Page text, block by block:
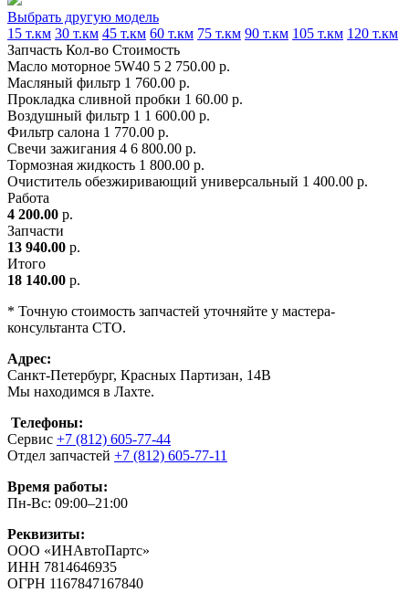
Выбрать другую модель
15 т.км 30 т.км 45 т.км 60 т.км 75 т.км 90 т.км 105 т.км 120 т.км
Запчасть Кол-во Стоимость
Масло моторное 5W40 5 2 750.00 р.
Масляный фильтр 1 760.00 р.
Прокладка сливной пробки 1 60.00 р.
Воздушный фильтр 1 1 600.00 р.
Фильтр салона 1 770.00 р.
Свечи зажигания 4 6 800.00 р.
Тормозная жидкость 1 800.00 р.
Очиститель обезжиривающий универсальный 1 400.00 р.
Работа
4 200.00 р.
Запчасти
13 940.00 р.
Итого
18 140.00 р.
* Точную стоимость запчастей уточняйте у мастера-
консультанта СТО.
Адрес:
Санкт-Петербург, Красных Партизан, 14В
Мы находимся в Лахте.
Телефоны:
Сервис +7 (812) 605-77-44
Отдел запчастей +7 (812) 605-77-11
Время работы:
Пн-Вс: 09:00–21:00
Реквизиты:
ООО «ИНАвтоПартс»
ИНН 7814646935
ОГРН 1167847167840